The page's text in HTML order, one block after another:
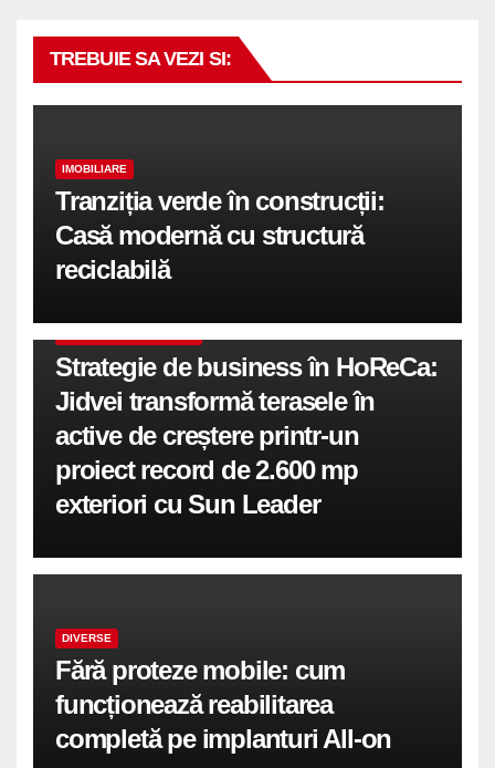
TREBUIE SA VEZI SI:
IMOBILIARE
Tranziția verde în construcții:
Casă modernă cu structură
reciclabilă
Strategie de business în HoReCa:
Jidvei transformă terasele în
active de creștere printr-un
proiect record de 2.600 mp
exteriori cu Sun Leader
DIVERSE
Fără proteze mobile: cum
funcționează reabilitarea
completă pe implanturi All-on